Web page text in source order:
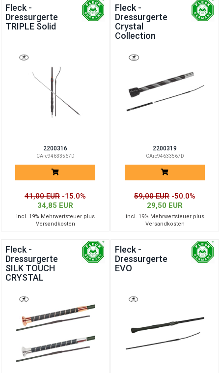
Fleck -
Dressurgerte
TRIPLE Solid
2200316
CAre94633567D
41,00 EUR -15.0%
34,85 EUR
incl. 19% Mehrwertsteuer plus
Versandkosten
Fleck -
Dressurgerte
Crystal
Collection
2200319
CAre94633567D
59,00 EUR -50.0%
29,50 EUR
incl. 19% Mehrwertsteuer plus
Versandkosten
Fleck -
Dressurgerte
SILK TOUCH
CRYSTAL
Fleck -
Dressurgerte
EVO